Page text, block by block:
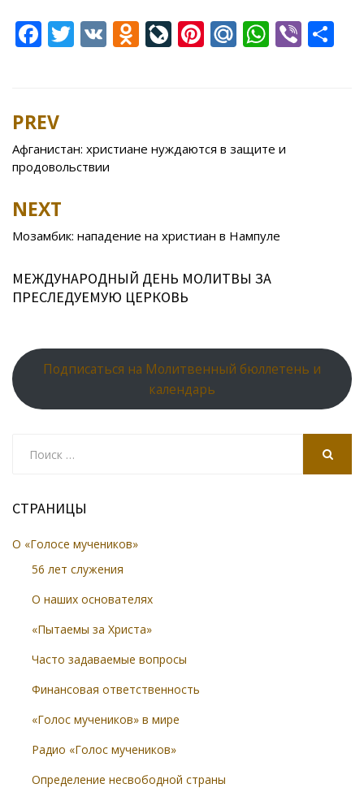
F
b
o
o
T V O
kl
as
ki
Li
u
r
Pi
st
M
u
W
A
p
Vi
Post
navigation
PREV
Афганистан: христиане нуждаются в защите и
продовольствии
NEXT
Мозамбик: нападение на христиан в Нампуле
МЕЖДУНАРОДНЫЙ ДЕНЬ МОЛИТВЫ ЗА
ПРЕСЛЕДУЕМУЮ ЦЕРКОВЬ
Подписаться на Молитвенный бюллетень и
календарь
СТРАНИЦЫ
О «Голосе мучеников»
56 лет служения
О наших основателях
«Пытаемы за Христа»
Часто задаваемые вопросы
Финансовая ответственность
«Голос мучеников» в мире
Радио «Голос мучеников»
Определение несвободной страны